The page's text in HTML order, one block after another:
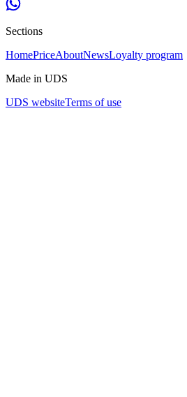
Sections
HomePriceAboutNewsLoyalty program
Made in UDS
UDS websiteTerms of use